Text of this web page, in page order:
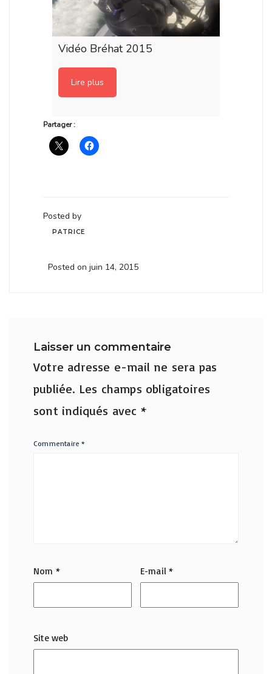
Vidéo Bréhat 2015
Lire plus
Partager :
Posted by
PATRICE
Posted on juin 14, 2015
Laisser un commentaire
Votre adresse e-mail ne sera pas
publiée. Les champs obligatoires
sont indiqués avec *
Commentaire*
Nom * E-mail*
Site web